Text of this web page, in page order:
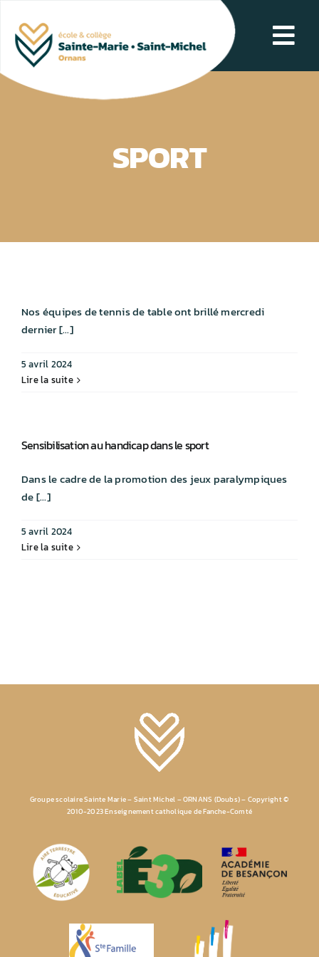
contenu
NOS POINTS FORTS
INSCRIPTIONS
J’AIDE MON ÉCOLE !
SPORT
Nos équipes de tennis de table ont brillé mercredi
dernier [...]
5 avril 2024
Lire la suite
Sensibilisation au handicap dans le sport
Dans le cadre de la promotion des jeux paralympiques
de [...]
5 avril 2024
Lire la suite
Groupe scolaire Sainte Marie – Saint Michel – ORNANS (Doubs) – Copyright ©
2010-2023 Enseignement catholique de Fanche-Comté